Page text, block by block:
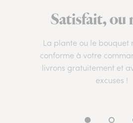
Satisfait, ou
La plante ou le bouquet
conforme à votre
livrons gratuitement et
excuses !